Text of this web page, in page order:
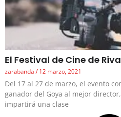
El Festival de Cine de
zarabanda 12 marzo, 2021
Del 17 al 27 de marzo, el evento
ganador del Goya al mejor
impartirá una clase